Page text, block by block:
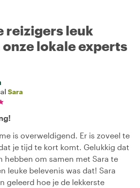
reizigers leuk
lokale experts
Sara
is overweldigend. Er is zoveel te
je tijd te kort komt. Gelukkig dat
hebben om samen met Sara te
leuke belevenis was dat! Sara
geleerd hoe je de lekkerste